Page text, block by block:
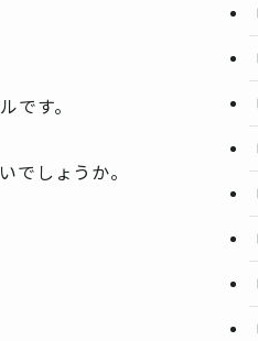
です。
でしょうか。